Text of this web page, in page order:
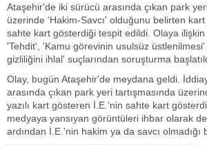
Ataşehir'de iki sürücü arasında çıkan park yeri
üzerinde 'Hakim-Savcı' olduğunu belirten
sahte kart gösterdiği tespit edildi. Olaya ilişkin
'Tehdit', 'Kamu görevinin usulsüz üstlenilmesi'
gizliliğini ihlal' suçlarından soruşturma
Olay, bugün Ataşehir'de meydana geldi.
arasında çıkan park yeri tartışmasında
yazılı kart gösteren İ.E.'nin sahte kart
medyaya yansıyan görüntüleri ihbar olarak
ardından İ.E.'nin hakim ya da savcı olmadığı